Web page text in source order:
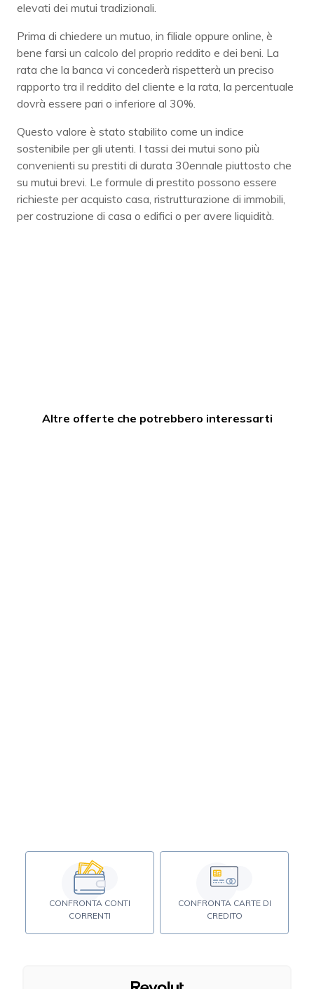
elevati dei mutui tradizionali.
Prima di chiedere un mutuo, in filiale oppure online, è
bene farsi un calcolo del proprio reddito e dei beni. La
rata che la banca vi concederà rispetterà un preciso
rapporto tra il reddito del cliente e la rata, la percentuale
dovrà essere pari o inferiore al 30%.
Questo valore è stato stabilito come un indice
sostenibile per gli utenti. I tassi dei mutui sono più
convenienti su prestiti di durata 30ennale piuttosto che
su mutui brevi. Le formule di prestito possono essere
richieste per acquisto casa, ristrutturazione di immobili,
per costruzione di casa o edifici o per avere liquidità.
Altre offerte che potrebbero interessarti
CONFRONTA CONTI
CORRENTI
CONFRONTA CARTE DI
CREDITO